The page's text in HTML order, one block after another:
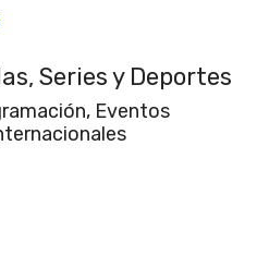
Series y Deportes
Eventos